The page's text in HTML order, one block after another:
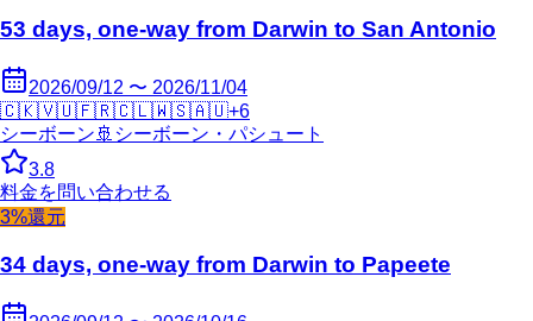
53 days, one-way from Darwin to San Antonio
2026/09/12 〜 2026/11/04
🇨🇰🇻🇺🇫🇷🇨🇱🇼🇸🇦🇺+6
シーボーン 🚢 シーボーン・パシュート
3.8
料金を問い合わせる
3%還元
34 days, one-way from Darwin to Papeete